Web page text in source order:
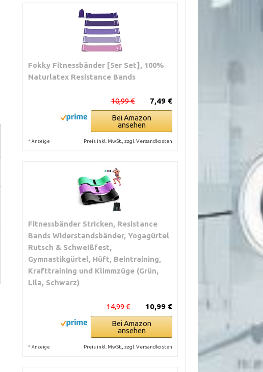
Fokky Fitnessbänder [5er Set], 100%
Naturlatex Resistance Bands
7,49 €
10,99 €
Bei Amazon
ansehen
* Anzeige Preis inkl. MwSt., zzgl. Versandkosten
Fitnessbänder Stricken, Resistance
Bands Widerstandsbänder, Yogagürtel
Rutsch & Schweißfest,
Gymnastikgürtel, Hüft, Beintraining,
Krafttraining und Klimmzüge (Grün,
Lila, Schwarz)
10,99 €
14,99 €
Bei Amazon
ansehen
* Anzeige Preis inkl. MwSt., zzgl. Versandkosten